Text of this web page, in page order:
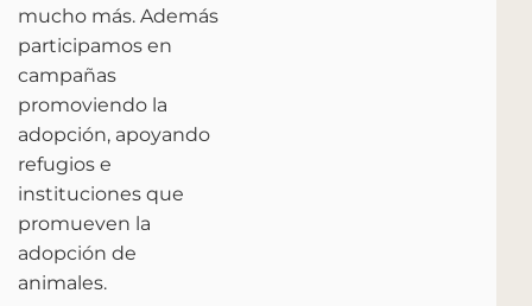
mucho más. Además
participamos en
campañas
promoviendo la
adopción, apoyando
refugios e
instituciones que
promueven la
adopción de
animales.
Puntas
de
Santiago
1694 -
Oficina 9
(+598)